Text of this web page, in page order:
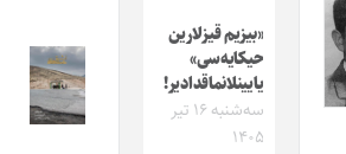
«بیزیم قیزلارین
حیکایه‌سی»
یایینلانماقدادیر!
سه‌شنبه ۱۶ تیر
۱۴۰۵